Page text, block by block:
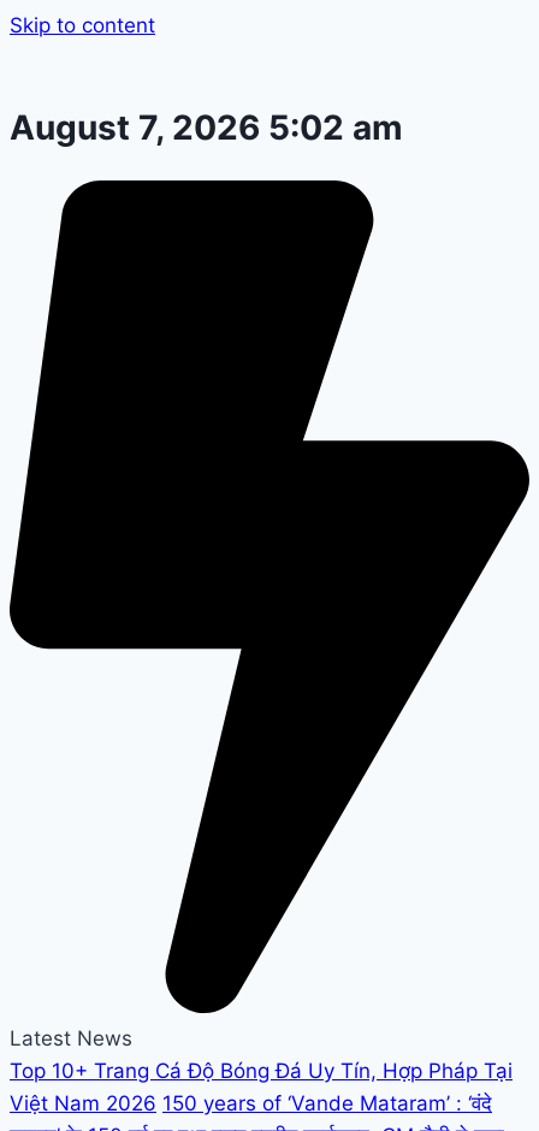
Skip to content
August 7, 2026 5:02 am
Latest News
Top 10+ Trang Cá Độ Bóng Đá Uy Tín, Hợp Pháp Tại
Việt Nam 2026 150 years of ‘Vande Mataram’ : ‘वंदे